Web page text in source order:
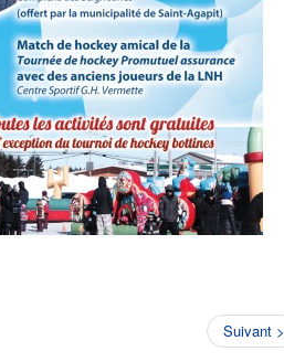
Suivant >